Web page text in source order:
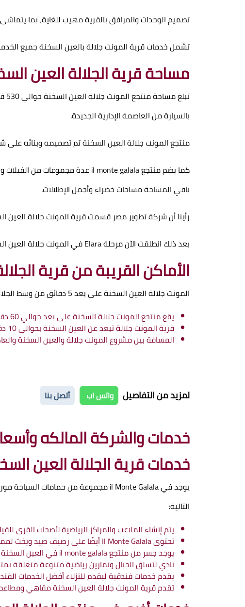
تصميم الوحدات والمرافق بالقرية مهيب للغاية، بما
تشمل خدمات قرية المونت جلالة بالعين السخنة جميع
مساحة قرية الجلالة العين
بالسيارة من العاصمة الإدارية الجديدة.
منتجع المونت جلالة العين السخنة تم تصميمه وبنائه
كما يضم منتجعil monte galalaعدة مجموعات من الفيلات
باقي المساحة مساحات خضراء وأجمل الإطلالات.
رأينا أن شركة تطوير مصر قسمت قرية المونت جلالة العين
بعد ذلك انطلقت الآن مرحلةElaraفي المونت جلالة العين
الأماكن القريبة من قرية
المونت جلالة العين السخنة على بعد 5 دقائق من وسط الجلالة، بالإضافة إلى:
يقع منتجع المونت جلالة السخنة على بعد حوالي 60 دقيقة بالسيارة من القاهرة.
قرية المونت جلالة تبعد عن العين السخنة بحوالي 10 دقائق.
المسافة بين مشروع المونت جلالة والعين السخنة والعاصمة
لمزيد من التفاصيل واتس اب أتصل بنا
خدمات والشركة المالكه
خدمات قرية الجلالة العين
يوجد فيil Monte Galalaمجموعة من حمامات السباحة
التالية:
يتم إنشاء الملاعب والمراكز الرياضية لأصحاب القرى
تحتوىIl Monte Galalaأيضًا على رصيف صيد ويخت
يوجد جسر من منتجعil monte galalaفي العين السخنة
نادي لتسلق الجبال وتمارين رياضية متنوعة متعلقة
يقدم خدمات فندقية ليقدم للنزلاء أفضل الخدمات
تقدم قرية المونت جلالة العين السخنة مقاهي